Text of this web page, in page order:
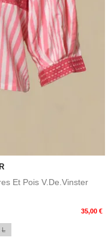
Et Pois V.de.Vinster
35,00 €
L